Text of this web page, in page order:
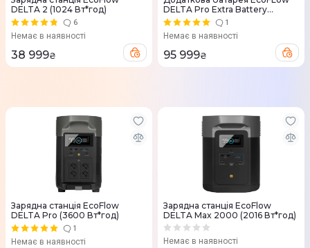
DELTA 2 (1024 Вт*год)
6
Немає в наявності
38 999₴
DELTA Pro Extra Battery
DELTAProEB-US
1
Немає в наявності
95 999₴
Зарядна станцiя EcoFlow
DELTA Pro (3600 Вт*год)
1
Немає в наявності
Зарядна станцiя EcoFlow
DELTA Max 2000 (2016 Вт*год)
Немає в наявності